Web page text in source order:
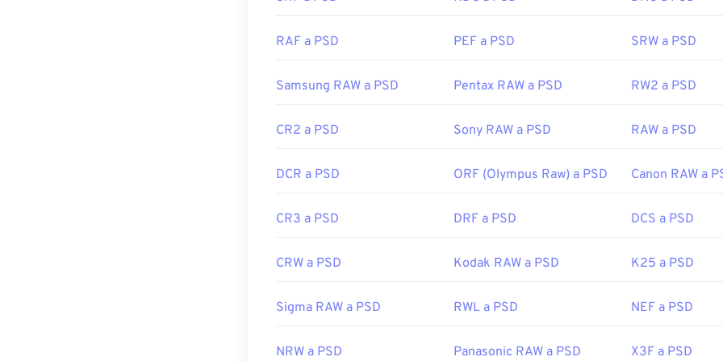
Lanzamiento inicial:
Enlaces útiles:
RAF a PSD PEF a PSD SRW a PSD
Samsung RAW a PSD Pentax RAW a PSD RW2 a PSD
CR2 a PSD Sony RAW a PSD RAW a PSD
DCR a PSD ORF (Olympus Raw) a PSD Canon RAW a
CR3 a PSD DRF a PSD DCS a PSD
CRW a PSD Kodak RAW a PSD K25 a PSD
Sigma RAW a PSD RWL a PSD NEF a PSD
NRW a PSD Panasonic RAW a PSD X3F a PSD